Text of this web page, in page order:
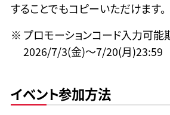
することでもコピーいただけます。
プロモーションコード入力可能
2026/7/3(金)〜7/20(月)23:59
イベント参加方法